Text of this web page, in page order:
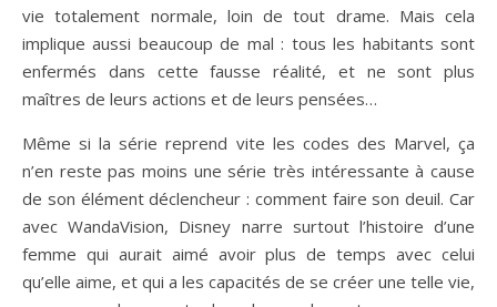
vie totalement normale, loin de tout drame. Mais cela
implique aussi beaucoup de mal : tous les habitants sont
enfermés dans cette fausse réalité, et ne sont plus
maîtres de leurs actions et de leurs pensées…
Même si la série reprend vite les codes des Marvel, ça
n’en reste pas moins une série très intéressante à cause
de son élément déclencheur : comment faire son deuil. Car
avec WandaVision, Disney narre surtout l’histoire d’une
femme qui aurait aimé avoir plus de temps avec celui
qu’elle aime, et qui a les capacités de se créer une telle vie,